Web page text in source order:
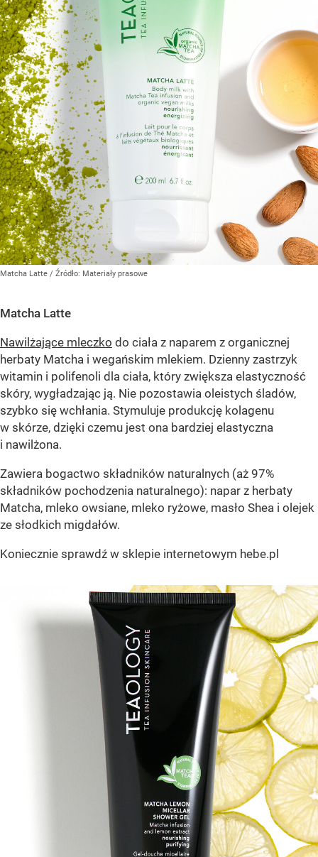
Matcha Latte / Źródło: Materiały prasowe
Matcha Latte
Nawilżające mleczko do ciała z naparem z organicznej
herbaty Matcha i wegańskim mlekiem. Dzienny zastrzyk
witamin i polifenoli dla ciała, który zwiększa elastyczność
skóry, wygładzając ją. Nie pozostawia oleistych śladów,
szybko się wchłania. Stymuluje produkcję kolagenu
w skórze, dzięki czemu jest ona bardziej elastyczna
i nawilżona.
Zawiera bogactwo składników naturalnych (aż 97%
składników pochodzenia naturalnego): napar z herbaty
Matcha, mleko owsiane, mleko ryżowe, masło Shea i olejek
ze słodkich migdałów.
Koniecznie sprawdź w sklepie internetowym hebe.pl